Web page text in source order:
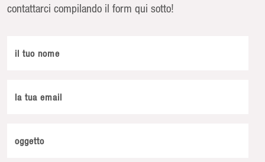
contattarci compilando il form qui sotto!
il tuo nome
la tua email
oggetto